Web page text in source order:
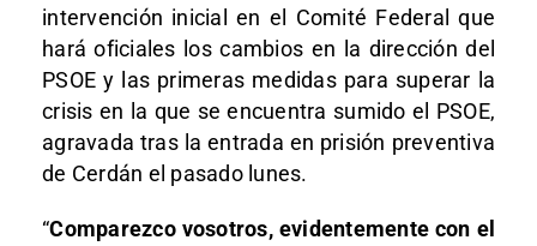
intervención inicial en el Comité Federal que
hará oficiales los cambios en la dirección del
PSOE y las primeras medidas para superar la
crisis en la que se encuentra sumido el PSOE,
agravada tras la entrada en prisión preventiva
de Cerdán el pasado lunes.
“Comparezco vosotros, evidentemente con el